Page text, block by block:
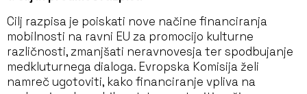
Cilj razpisa je poiskati nove načine financiranja
mobilnosti na ravni EU za promocijo kulturne
različnosti, zmanjšati neravnovesja ter spodbujanje
medkluturnega dialoga. Evropska Komisija želi
namreč ugotoviti, kako financiranje vpliva na